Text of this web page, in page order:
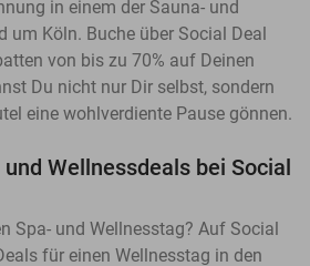
in einem der Sauna- und
um Köln. Buche über Social Deal
von bis zu 70% auf Deinen
Du nicht nur Dir selbst, sondern
eine wohlverdiente Pause gönnen.
Wellnessdeals bei Social
Spa- und Wellnesstag? Auf Social
für einen Wellnesstag in den